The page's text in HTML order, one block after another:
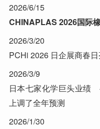
2026/6/15
CHINAPLAS 2026国际
2026/3/20
PCHi 2026 日企展商春
2026/3/9
日本七家化学巨头业
上调了全年预测
2026/1/30